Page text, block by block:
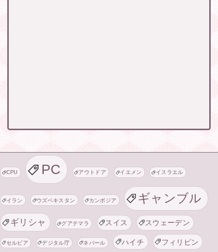
CPU PC アウトドア イエメン イスラエル
イラン ウズベキスタン カンボジア ギャンブル
ギリシャ グアテマラ スイス スウェーデン
セルビア デジタル庁 ネパール ハイチ フィリピン